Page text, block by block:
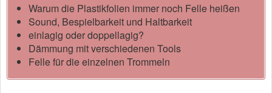
Warum die Plastikfolien immer noch Felle heißen
Sound, Bespielbarkeit und Haltbarkeit
einlagig oder doppellagig?
Dämmung mit verschiedenen Tools
Felle für die einzelnen Trommeln